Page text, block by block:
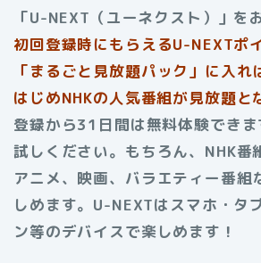
「U-NEXT（ユーネクスト）」を
初回登録時にもらえるU-NEXTポ
「まるごと見放題パック」に入れ
はじめNHKの人気番組が見放題と
登録から31日間は無料体験でき
試しください。もちろん、NHK番
アニメ、映画、バラエティー番組
しめます。U-NEXTはスマホ・タ
ン等のデバイスで楽しめます ！